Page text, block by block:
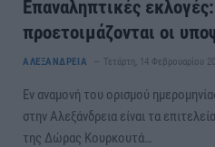
Επαναληπτικές
προετοιμάζονται οι
ΑΛΕΞΑΝΔΡΕΙΑ Τετάρτη, 14 Φεβρουαρίου
Εν αναμονή του ορισμού
στην Αλεξάνδρεια είναι τα
της Δώρας Κουρκουτά…